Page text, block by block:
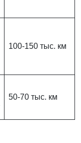
100-150 тыс. км
50-70 тыс. км